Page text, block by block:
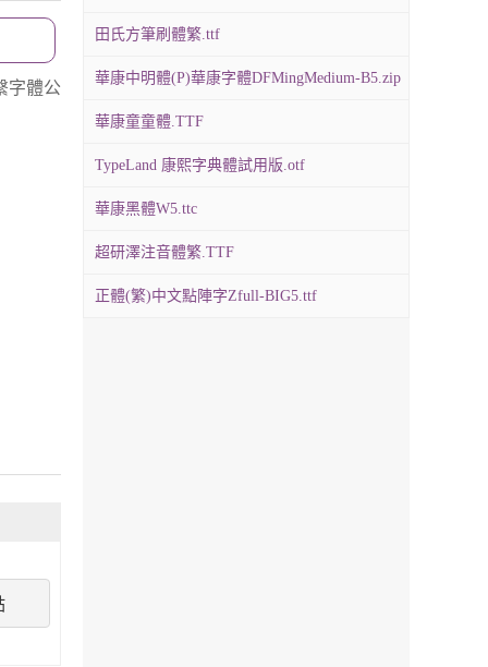
字體公
田氏方筆刷體繁.ttf
華康中明體(P)華康字體DFMingMedium-B5.zip
華康童童體.TTF
TypeLand 康熙字典體試用版.otf
華康黑體W5.ttc
超研澤注音體繁.TTF
正體(繁)中文點陣字Zfull-BIG5.ttf